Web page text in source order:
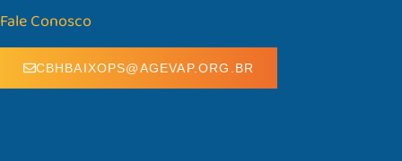
Fale Conosco
CBHBAIXOPS@AGEVAP.ORG.BR